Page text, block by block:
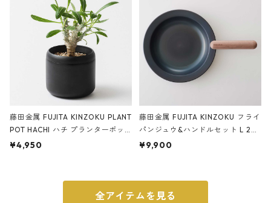
藤田金属 FUJITA KINZOKU PLANT
POT HACHI ハチ プランターポッ
ト 3号 ブラック
¥4,950
藤田金属 FUJITA KINZOKU フライ
パンジュウ&ハンドルセット L 24c
m ガス火・IH対応 鉄フライパン
¥9,900
全アイテムを見る